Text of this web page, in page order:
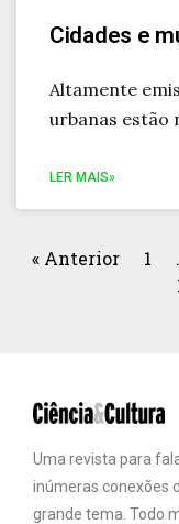
Cidades e
Altamente
urbanas estão
LER MAIS»
« Anterior 1
Uma revista para
inúmeras conexões
grande tema. Todo